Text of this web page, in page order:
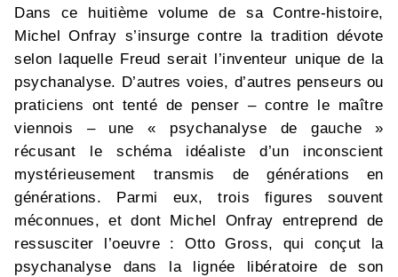
Dans ce huitième volume de sa Contre-histoire,
Michel Onfray s’insurge contre la tradition dévote
selon laquelle Freud serait l’inventeur unique de la
psychanalyse. D’autres voies, d’autres penseurs ou
praticiens ont tenté de penser – contre le maître
viennois – une « psychanalyse de gauche »
récusant le schéma idéaliste d’un inconscient
mystérieusement transmis de générations en
générations. Parmi eux, trois figures souvent
méconnues, et dont Michel Onfray entreprend de
ressusciter l’oeuvre : Otto Gross, qui conçut la
psychanalyse dans la lignée libératoire de son